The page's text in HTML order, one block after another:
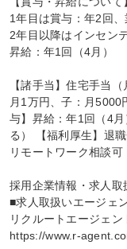
1年目は賞与：年2回
2年目以降はインセン
昇給：年1回（4月）
【諸手当】住宅手当
月1万円、子：月
与】昇給：年1回（4
る） 【福利厚生】退
リモートワーク相談可
採用企業情報・求人取
■求人取扱いエージェ
リクルートエージェン
https://www.r-